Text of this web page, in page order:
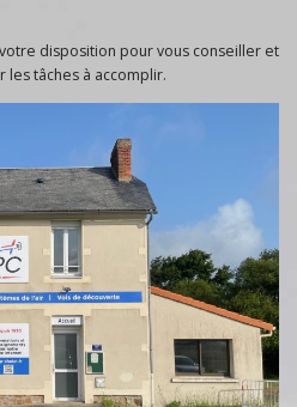
disposition pour vous conseiller et
les tâches à accomplir.